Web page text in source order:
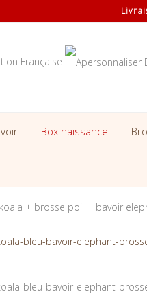
Française
Box naissance
+ brosse poil + bavoir